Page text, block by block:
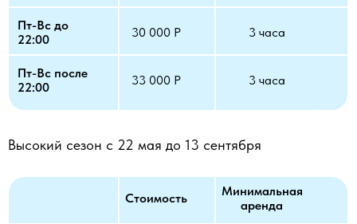
Пт-Вс до
22:00
Пт-Вс после
22:00
30 000 Р 3 часа
33 000 Р 3 часа
Высокий сезон с 22 мая до 13 сентября
Стоимость
Минимальная
аренда